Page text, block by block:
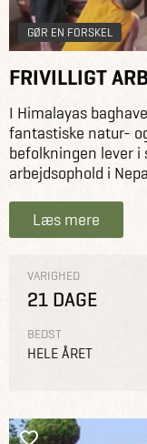
GØR EN FORSKEL
FRIVILLIGT
I Himalayas
fantastiske natur-
befolkningen lever
arbejdsophold i
Læs mere
VARIGHED
21 DAGE
BEDST
HELE ÅRET